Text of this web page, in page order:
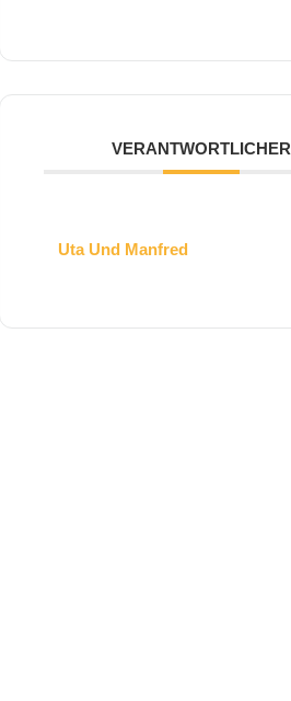
VER­ANT­WORTLICHER
Uta Und Manfred